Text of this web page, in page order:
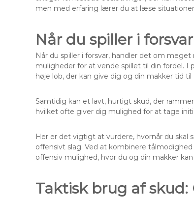
men med erfaring lærer du at læse
Når du spiller i
Når du spiller i forsvar, handler det om
muligheder for at vende spillet til din fordel.
høje lob, der kan give dig og din makker tid
Samtidig kan et lavt, hurtigt skud, der
hvilket ofte giver dig mulighed for at tage
Her er det vigtigt at vurdere, hvornår du skal
offensivt slag. Ved at kombinere
offensiv mulighed, hvor du og din makker
Taktisk brug af